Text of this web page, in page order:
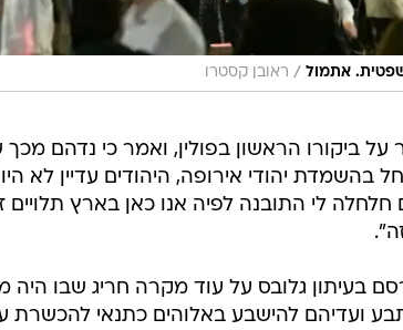
אתמול / ראובן קסטרו
ביקורו הראשון בפולין, ואמר כי נדהם מכך
בהשמדת יהודי אירופה, היהודים עדיין לא
חלחלה לי התובנה לפיה אנו כאן בארץ
2021 פורסם בעיתון גלובס על עוד מקרה חריג שבו
ועדיהם להישבע באלוהים כתנאי להכשרת